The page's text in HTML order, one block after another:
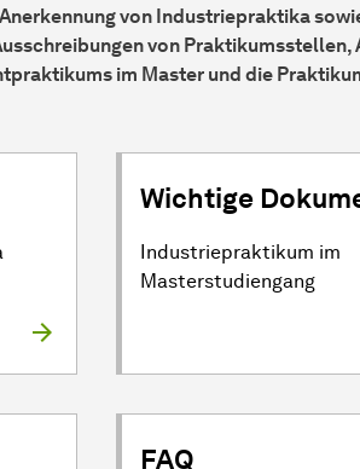
von Industriepraktika
von Praktikumsstellen,
im Master und die
Wichtige
Industriepraktikum im
Masterstudiengang
FAQ